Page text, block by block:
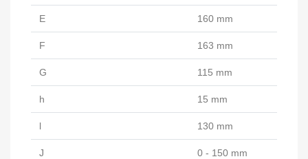
E 160 mm
F 163 mm
G 115 mm
h 15 mm
l 130 mm
J 0 - 150 mm